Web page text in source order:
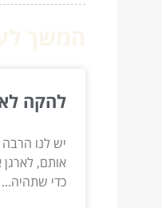
להקה
יש לנו הרבה
אותם,
כדי שתהיה...